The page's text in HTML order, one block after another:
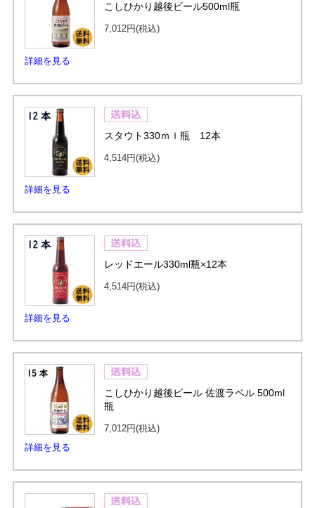
詳細を見る
こしひかり越後ビール500ml瓶
7,012円(税込)
詳細を見る
スタウト330ｍｌ瓶 12本
4,514円(税込)
詳細を見る
レッドエール330ml瓶×12本
4,514円(税込)
詳細を見る
こしひかり越後ビール 佐渡ラベル 500ml
瓶
7,012円(税込)